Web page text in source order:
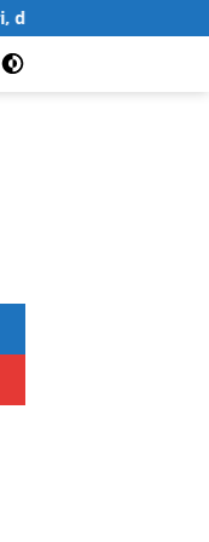
Sukawijaya Lebih